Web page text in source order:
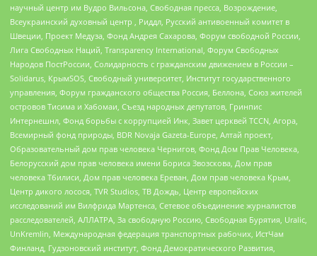
научный центр им Вудро Вильсона, Свободная пресса, Возрождение,
Всеукраинский духовный центр , Риддл, Русский антивоенный комитет в
Швеции, Проект Медуза, Фонд Андрея Сахарова, Форум свободной России,
Лига Свободных Наций, Transparеncy International, Форум Свободных
Народов ПостРоссии, Солидарность с гражданским движением в России –
Solidarus, КрымSOS, Свободный университет, Институт государственного
управления, Форум гражданского общества Россия, Беллона, Союз жителей
островов Тисима и Хабомаи, Съезд народных депутатов, Гринпис
Интернешнл, Фонд борьбы с коррупцией Инк, Завет церквей TCCN, Агора,
Всемирный фонд природы, BDR Novaja Gazeta-Europe, Алтай проект,
Образовательный дом прав человека Чернигов, Фонд Дом Прав Человека,
Белорусский дом прав человека имени Бориса Звозскова, Дом прав
человека Тбилиси, Дом прав человека Ереван, Дом прав человека Крым,
Центр дикого лосося, TVR Studios, ТВ Дождь, Центр европейских
исследований им Вилфрида Мартенса, Сетевое объединение журналистов
расследователей, АЛЛАТРА, За свободную Россию, Свободная Бурятия, Uralic,
UnKremlin, Международная федерация транспортных рабочих, ИстЧам
Финланд, Гудзоновский институт, Фонд Демократического Развития,